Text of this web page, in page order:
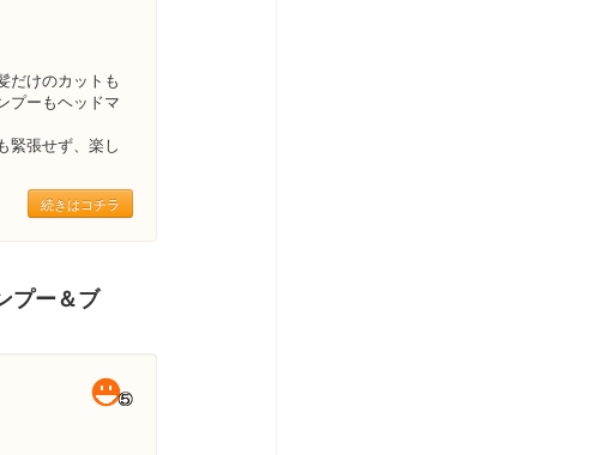
だけのカットも
プーもヘッドマ
緊張せず、楽し
続きはコチラ
プー＆ブ